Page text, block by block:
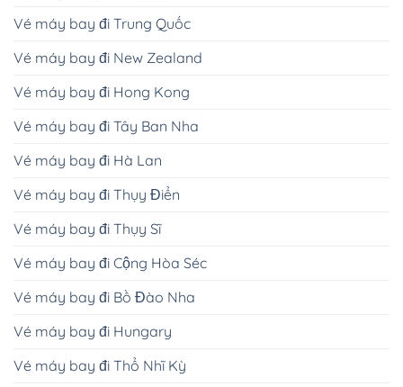
Vé máy bay đi Trung Quốc
Vé máy bay đi New Zealand
Vé máy bay đi Hong Kong
Vé máy bay đi Tây Ban Nha
Vé máy bay đi Hà Lan
Vé máy bay đi Thụy Điển
Vé máy bay đi Thụy Sĩ
Vé máy bay đi Cộng Hòa Séc
Vé máy bay đi Bồ Đào Nha
Vé máy bay đi Hungary
Vé máy bay đi Thổ Nhĩ Kỳ